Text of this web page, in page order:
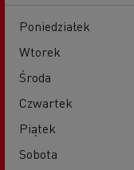
Poniedziałek
Wtorek
Środa
Czwartek
Piątek
Sobota